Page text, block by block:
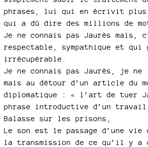
phrases, lui qui en écrivit plus
qui a dû dire des millions de
Je ne connais pas Jaurès mais,
respectable, sympathique et qui
irrécupérable.
Je ne connais pas Jaurès, je ne
mais au détour d’un article du
diplomatique : « l’art de tuer
phrase introductive d’un
Balasse sur les prisons,
Le son est le passage d’une vie
la transmission de ce qu’il y a